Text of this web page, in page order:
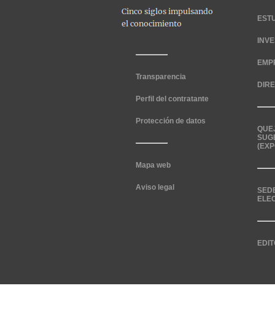
Transparencia
Perfil del contratante
Protección de datos
Mapa web
Aviso legal